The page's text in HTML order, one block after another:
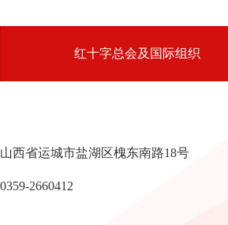
红十字总会及国际组织
山西省运城市盐湖区槐东南路18号
0359-2660412